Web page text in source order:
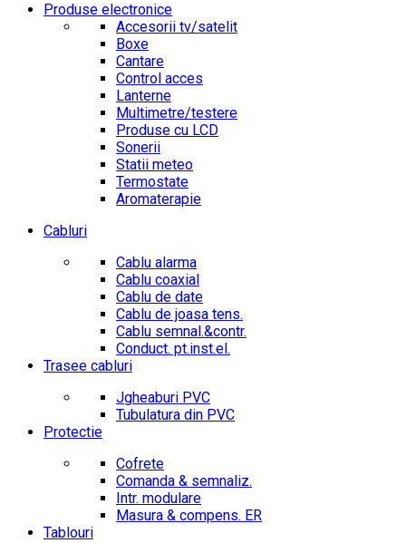
Produse electronice
Accesorii tv/satelit
Boxe
Cantare
Control acces
Lanterne
Multimetre/testere
Produse cu LCD
Sonerii
Statii meteo
Termostate
Aromaterapie
Cabluri
Cablu alarma
Cablu coaxial
Cablu de date
Cablu de joasa tens.
Cablu semnal.&contr.
Conduct. pt.inst.el.
Trasee cabluri
Jgheaburi PVC
Tubulatura din PVC
Protectie
Cofrete
Comanda & semnaliz.
Intr. modulare
Masura & compens. ER
Tablouri